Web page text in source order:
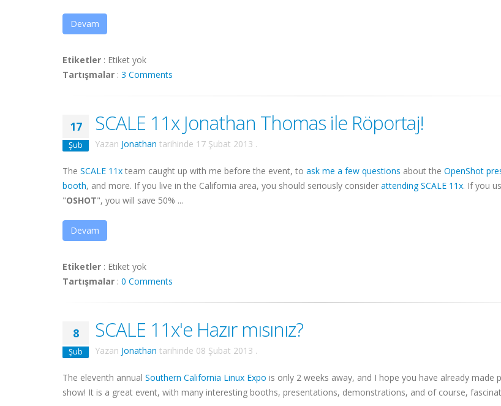
Devam
Etiketler : Etiket yok
Tartışmalar : 3 Comments
17
Şub
SCALE 11x Jonathan Thomas ile Röportaj!
Yazan Jonathan tarihinde 17 Şubat 2013 .
The SCALE 11x team caught up with me before the event, to ask me a few questions about the OpenShot
booth, and more. If you live in the California area, you should seriously consider attending SCALE 11x. If you
"OSHOT", you will save 50% ...
Devam
Etiketler : Etiket yok
Tartışmalar : 0 Comments
8
Şub
SCALE 11x'e Hazır mısınız?
Yazan Jonathan tarihinde 08 Şubat 2013 .
The eleventh annual Southern California Linux Expo is only 2 weeks away, and I hope you have already made
show! It is a great event, with many interesting booths, presentations, demonstrations, and of course,